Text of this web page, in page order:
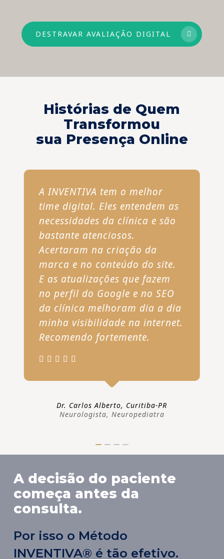
DESTRAVAR AVALIAÇÃO DIGITAL
Histórias de Quem
Transformou
sua Presença Online
A INVENTIVA tem o melhor
time digital. Eles entendem as
necessidades da clínica e são
bastante atenciosos.
Acertaram na criação da
marca e no conteúdo do site.
E as atualizações que fazem
no perfil do Google e no SEO
da clínica melhoram dia a dia
minha visibilidade na internet.
Recomendo fortemente.
Dr. Carlos Alberto, Curitiba-PR
Neurologista, Neuropediatra
A decisão do paciente
começa antes da
consulta.
Por isso o Método
INVENTIVA® é tão efetivo.